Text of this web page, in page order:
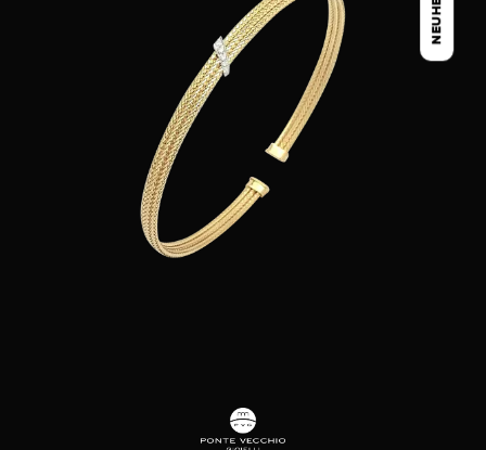
NEUHEIT